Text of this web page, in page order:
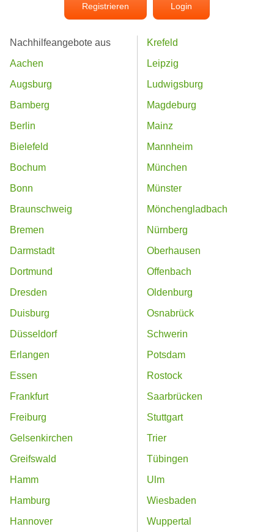
Registrieren Login
Nachhilfeangebote aus
Aachen
Augsburg
Bamberg
Berlin
Bielefeld
Bochum
Bonn
Braunschweig
Bremen
Darmstadt
Dortmund
Dresden
Duisburg
Düsseldorf
Erlangen
Essen
Frankfurt
Freiburg
Gelsenkirchen
Greifswald
Hamm
Hamburg
Hannover
Krefeld
Leipzig
Ludwigsburg
Magdeburg
Mainz
Mannheim
München
Münster
Mönchengladbach
Nürnberg
Oberhausen
Offenbach
Oldenburg
Osnabrück
Schwerin
Potsdam
Rostock
Saarbrücken
Stuttgart
Trier
Tübingen
Ulm
Wiesbaden
Wuppertal